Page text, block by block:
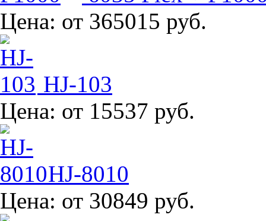
Цена: от 365015 руб.
HJ-103
Цена: от 15537 руб.
HJ-8010
Цена: от 30849 руб.